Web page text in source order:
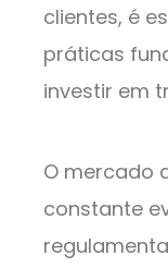
clientes, é
práticas
investir em
O mercado
constante